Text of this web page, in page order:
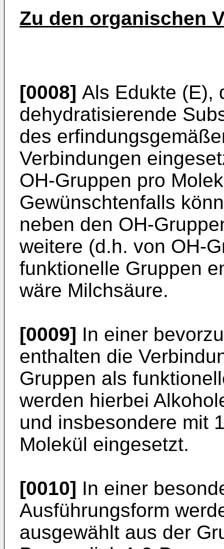
Zu den organischen
[0008] Als Edukte (E),
dehydratisierende
des
Verbindungen
OH-Gruppen pro
Gewünschtenfalls
neben den OH-
weitere (d.h. von OH-
funktionelle Gruppen
wäre Milchsäure.
[0009] In einer
enthalten die
Gruppen als
werden hierbei
und insbesondere mit
Molekül eingesetzt.
[0010] In einer
Ausführungsform
ausgewählt aus der